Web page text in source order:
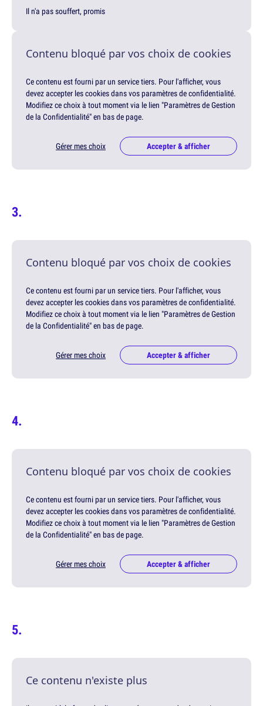
Il n'a pas souffert, promis
Contenu bloqué par vos choix de cookies
Ce contenu est fourni par un service tiers. Pour l'afficher, vous
devez accepter les cookies dans vos paramètres de confidentialité.
Modifiez ce choix à tout moment via le lien "Paramètres de Gestion
de la Confidentialité" en bas de page.
Gérer mes choix Accepter & afficher
Contenu bloqué par vos choix de cookies
Ce contenu est fourni par un service tiers. Pour l'afficher, vous
devez accepter les cookies dans vos paramètres de confidentialité.
Modifiez ce choix à tout moment via le lien "Paramètres de Gestion
de la Confidentialité" en bas de page.
Gérer mes choix Accepter & afficher
Contenu bloqué par vos choix de cookies
Ce contenu est fourni par un service tiers. Pour l'afficher, vous
devez accepter les cookies dans vos paramètres de confidentialité.
Modifiez ce choix à tout moment via le lien "Paramètres de Gestion
de la Confidentialité" en bas de page.
Gérer mes choix Accepter & afficher
Ce contenu n'existe plus